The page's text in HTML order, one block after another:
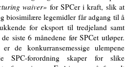
waiver» for SPCer i kraft, slik at
biosimilære legemidler får adgang til å
for eksport til tredjeland samt
siste 6 månedene før SPCet utløper.
de konkurransemessige ulempene
SPC-forordning skaper for slike